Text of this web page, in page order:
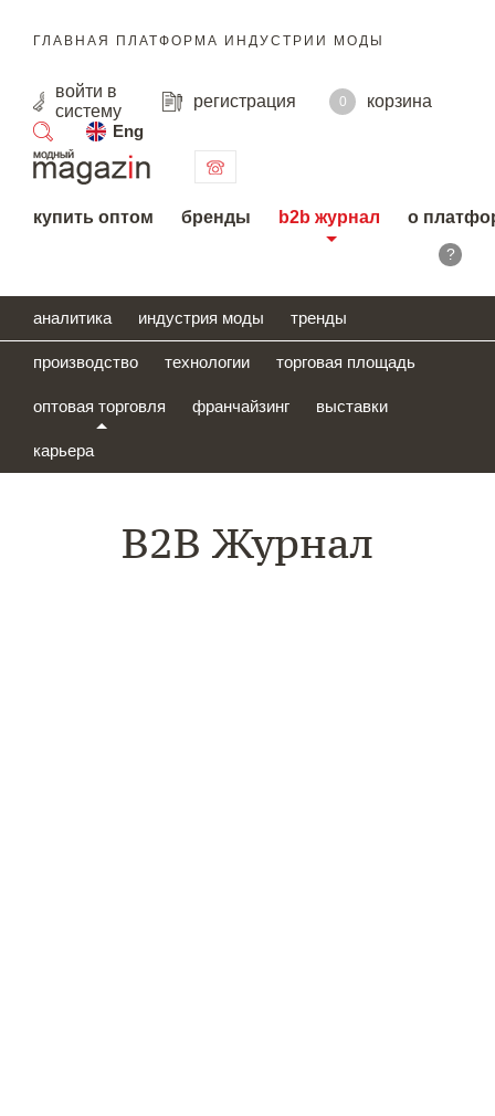
ГЛАВНАЯ ПЛАТФОРМА ИНДУСТРИИ МОДЫ
войти в
систему
регистрация 0
корзина
Eng
поиск
купить оптом бренды b2b журнал о
?
аналитика индустрия моды тренды
производство технологии торговая площадь
оптовая торговля франчайзинг выставки
карьера
B2B Журнал